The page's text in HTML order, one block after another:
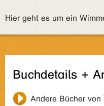
Hier geht es um ein
Buchdetails +
Andere Bücher von